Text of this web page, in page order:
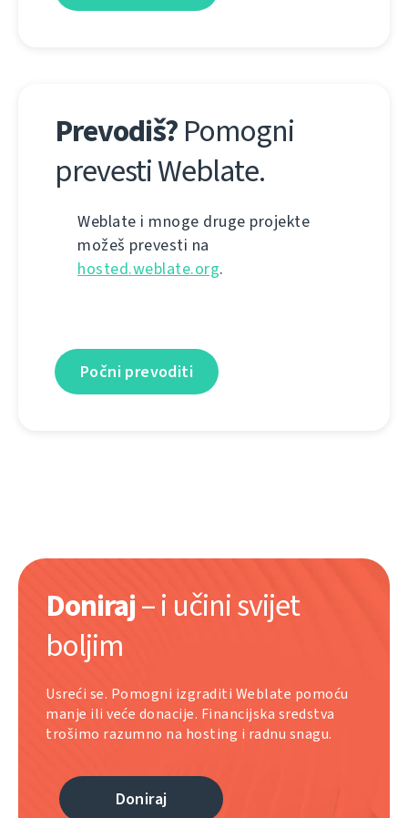
Prevodiš? Pomogni
prevesti Weblate.
Weblate i mnoge druge projekte
možeš prevesti na
hosted.weblate.org.
Počni prevoditi
Doniraj– i učini svijet
boljim
Usreći se. Pomogni izgraditi Weblate pomoću
manje ili veće donacije. Financijska sredstva
trošimo razumno na hosting i radnu snagu.
Doniraj